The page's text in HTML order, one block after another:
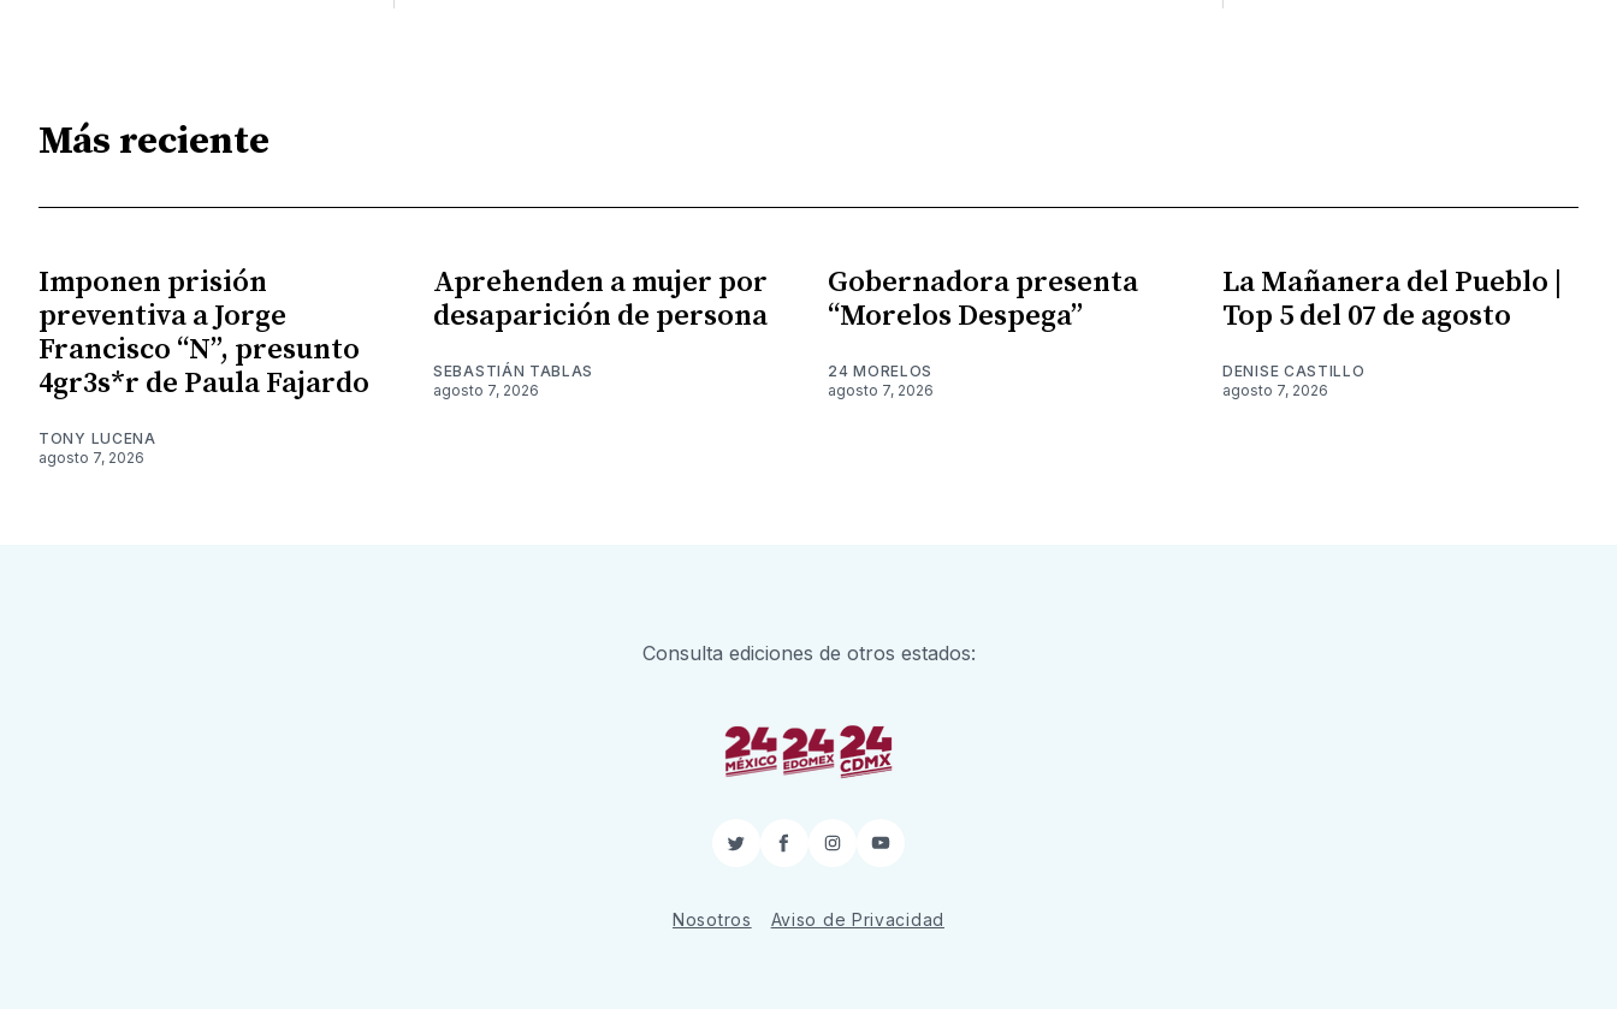
Más reciente
Imponen prisión
preventiva a Jorge
Francisco “N”, presunto
4gr3s*r de Paula Fajardo
TONY LUCENA
agosto 7, 2026
Aprehenden a mujer por
desaparición de persona
SEBASTIÁN TABLAS
agosto 7, 2026
Gobernadora presenta
“Morelos Despega”
24 MORELOS
agosto 7, 2026
La Mañanera del Pueblo |
Top 5 del 07 de agosto
DENISE CASTILLO
agosto 7, 2026
Consulta ediciones de otros estados:
TwitterFacebook
InstagramYouTube
Nosotros Aviso de Privacidad